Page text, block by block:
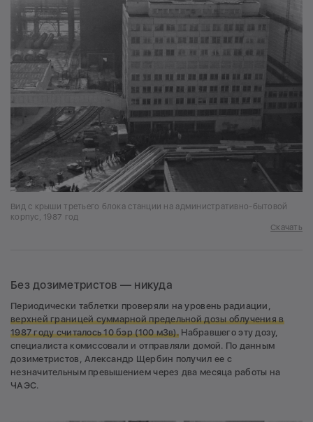
Вид с крыши третьего блока станции на административно-бытовой
корпус, 1987 год
Скачать
Без дозиметристов — никуда
Периодически таблетки проверяли на уровень радиации,
верхней границей суммарной предельной дозы облучения в
1987 году считалось 10 бэр (100 мЗв). Набравшего эту дозу,
специалиста комиссовали и отправляли домой. По данным
дозиметристов, Александр Щербин получил ее с
незначительным превышением через два месяца работы на
ЧАЭС.